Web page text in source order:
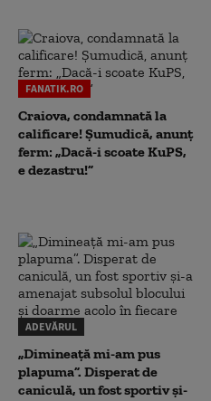
FANATIK.RO
Craiova, condamnată la
calificare! Șumudică, anunț
ferm: „Dacă-i scoate KuPS,
e dezastru!”
ADEVĂRUL
„Dimineață mi-am pus
plapuma”. Disperat de
caniculă, un fost sportiv și-